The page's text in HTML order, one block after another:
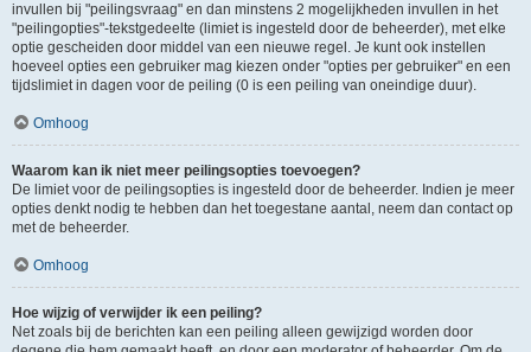
invullen bij "peilingsvraag" en dan minstens 2 mogelijkheden invullen in het
"peilingopties"-tekstgedeelte (limiet is ingesteld door de beheerder), met elke
optie gescheiden door middel van een nieuwe regel. Je kunt ook instellen
hoeveel opties een gebruiker mag kiezen onder "opties per gebruiker" en een
tijdslimiet in dagen voor de peiling (0 is een peiling van oneindige duur).
Omhoog
Waarom kan ik niet meer peilingsopties toevoegen?
De limiet voor de peilingsopties is ingesteld door de beheerder. Indien je meer
opties denkt nodig te hebben dan het toegestane aantal, neem dan contact op
met de beheerder.
Omhoog
Hoe wijzig of verwijder ik een peiling?
Net zoals bij de berichten kan een peiling alleen gewijzigd worden door